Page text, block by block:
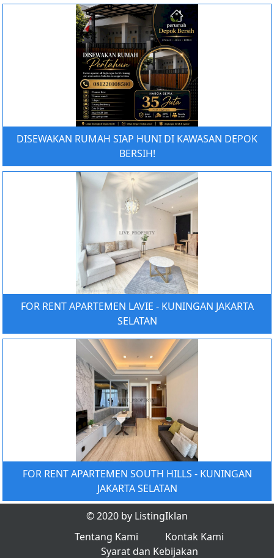
DISEWAKAN RUMAH SIAP HUNI DI KAWASAN DEPOK
BERSIH!
FOR RENT APARTEMEN LAVIE - KUNINGAN JAKARTA
SELATAN
FOR RENT APARTEMEN SOUTH HILLS - KUNINGAN
JAKARTA SELATAN
© 2020 by ListingIklan
Tentang Kami
Kontak Kami
Syarat dan Kebijakan